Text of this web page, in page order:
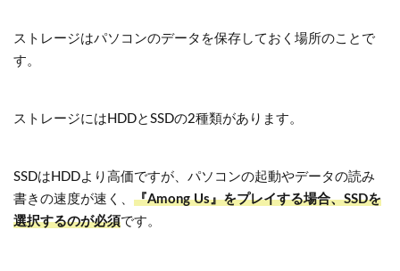
ストレージはパソコンのデータを保存しておく場所のことで
す。
ストレージにはHDDとSSDの2種類があります。
SSDはHDDより高価ですが、パソコンの起動やデータの読み
書きの速度が速く、 『Among Us』をプレイする場合、SSDを
選択するのが必須です。